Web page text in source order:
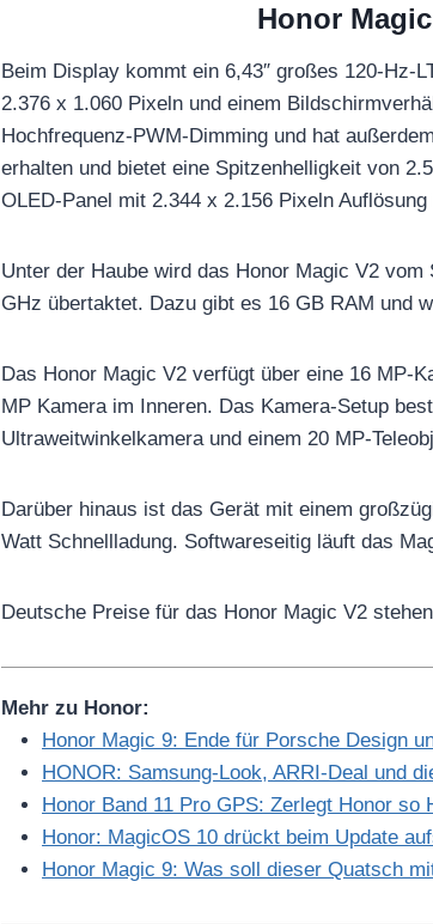
Honor
Beim Display kommt ein 6,43″ großes 120-Hz-
2.376 x 1.060 Pixeln und einem
Hochfrequenz-PWM-Dimming und hat
erhalten und bietet eine Spitzenhelligkeit von
OLED-Panel mit 2.344 x 2.156 Pixeln
Unter der Haube wird das Honor Magic V2
GHz übertaktet. Dazu gibt es 16 GB RAM und
Das Honor Magic V2 verfügt über eine 16 MP-
MP Kamera im Inneren. Das Kamera-Setup
Ultraweitwinkelkamera und einem 20 MP-
Darüber hinaus ist das Gerät mit einem
Watt Schnellladung. Softwareseitig läuft das
Deutsche Preise für das Honor Magic V2
Mehr zu Honor:
Honor Magic 9: Ende für Porsche Design
HONOR: Samsung-Look, ARRI-Deal und
Honor Band 11 Pro GPS: Zerlegt Honor so
Honor: MagicOS 10 drückt beim Update
Honor Magic 9: Was soll dieser Quatsch